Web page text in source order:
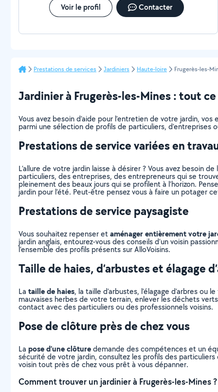
Voir le profil Contacter
Prestations de services Jardiniers Haute-loire Frugerès-les-
Jardinier à Frugerès-les-Mines : tout
Vous avez besoin d’aide pour l’entretien de votre jardin,
parmi une sélection de profils de particuliers, d’entreprises
Prestations de service variées en
L’allure de votre jardin laisse à désirer ? Vous avez besoin de
particuliers, des entreprises, des entrepreneurs qui se
pleinement des beaux jours qui se profilent à l’horizon.
jardin pour l’été. Peut-être pensez vous à faire un potager
Prestations de service paysagiste
Vous souhaitez repenser etaménager entièrement votre
jardin anglais, entourez-vous des conseils d’un voisin
l’ensemble des profils présents sur AlloVoisins.
Taille de haies, d’arbustes et élagage
La taille de haies, la taille d’arbustes, l’élagage d’arbres
mauvaises herbes de votre terrain, enlever les déchets
contact avec des particuliers ou des professionnels voisins.
Pose de clôture près de chez vous
La pose d’une clôturedemande des compétences et un
sécurité de votre jardin, consultez les profils des
voisin tout près de chez vous prêt à vous dépanner.
Comment trouver un jardinier à Frugerès-les-Mines ?